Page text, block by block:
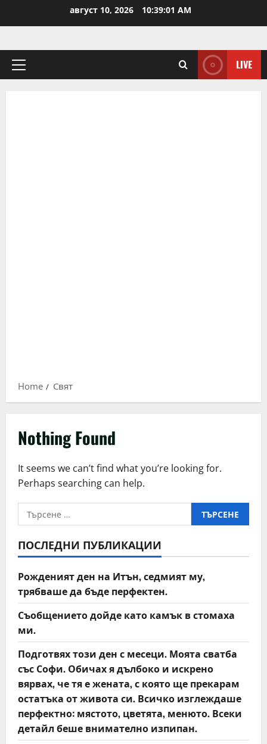
август 10, 2026 10:39:02 AM
Primary
LIVE
Home Свят
Nothing Found
It seems we can’t find what you’re looking for.
Perhaps searching can help.
Търсене
за:
ПОСЛЕДНИ ПУБЛИКАЦИИ
Рожденият ден на Итън, седмият му,
трябваше да бъде перфектен.
Съобщението дойде като камък в стомаха
ми.
Подготвях този ден с месеци. Моята сватба
със Софи. Обичах я дълбоко и искрено
вярвах, че тя е жената, с която ще прекарам
остатъка от живота си. Всичко изглеждаше
перфектно: мястото, цветята, менюто. Всеки
детайл беше внимателно изпипан.